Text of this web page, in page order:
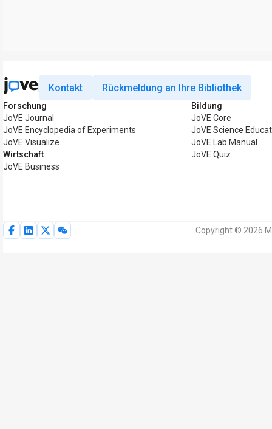
Kontakt Rückmeldung an Ihre Bibliothek
Forschung
JoVE Journal
JoVE Encyclopedia of Experiments
JoVE Visualize
Wirtschaft
JoVE Business
Bildung
JoVE Core
JoVE Science
JoVE Lab Manual
JoVE Quiz
Copyright © 2026